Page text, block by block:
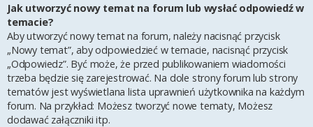
Jak utworzyć nowy temat na forum lub wysłać odpowiedź w
temacie?
Aby utworzyć nowy temat na forum, należy nacisnąć przycisk
„Nowy temat”, aby odpowiedzieć w temacie, nacisnąć przycisk
„Odpowiedz”. Być może, że przed publikowaniem wiadomości
trzeba będzie się zarejestrować. Na dole strony forum lub strony
tematów jest wyświetlana lista uprawnień użytkownika na każdym
forum. Na przykład: Możesz tworzyć nowe tematy, Możesz
dodawać załączniki itp.